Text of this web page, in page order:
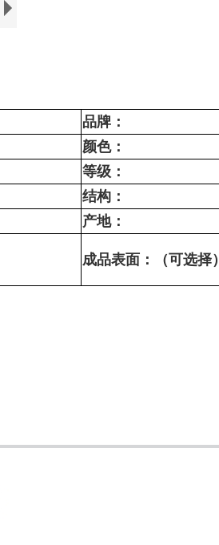
品牌：
颜色：
等级：
结构：
产地：
成品表面：（可选择）